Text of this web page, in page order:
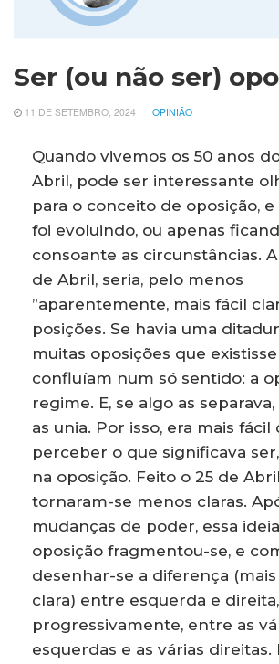
Ser (ou não ser)
11 DE SETEMBRO, 2024 OPINIÃO
Quando vivemos os 50 anos
Abril, pode ser interessante
para o conceito de oposição,
foi evoluindo, ou apenas
consoante as circunstâncias.
de Abril, seria, pelo menos
”aparentemente, mais fácil
posições. Se havia uma
muitas oposições que
confluíam num só sentido: a
regime. E, se algo as
as unia. Por isso, era mais fácil
perceber o que significava
na oposição. Feito o 25 de
tornaram-se menos claras.
mudanças de poder, essa
oposição fragmentou-se, e
desenhar-se a diferença
clara) entre esquerda e
progressivamente, entre as
esquerdas e as várias direitas.